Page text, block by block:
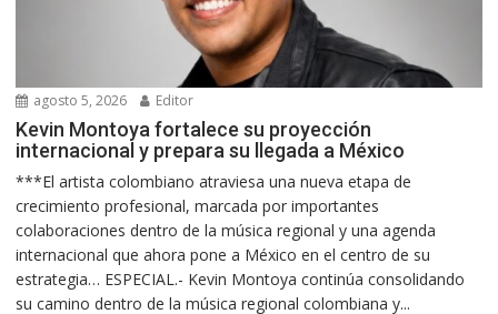
agosto 5, 2026 Editor
Kevin Montoya fortalece su proyección
internacional y prepara su llegada a México
***El artista colombiano atraviesa una nueva etapa de
crecimiento profesional, marcada por importantes
colaboraciones dentro de la música regional y una agenda
internacional que ahora pone a México en el centro de su
estrategia… ESPECIAL.- Kevin Montoya continúa consolidando
su camino dentro de la música regional colombiana y...